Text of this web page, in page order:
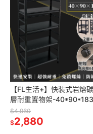
【FL生活+】快裝式岩熔
層耐重置物架-
273)免螺絲 角鋼架 展示架
架 廚房層架 書
$4,960
$2,880